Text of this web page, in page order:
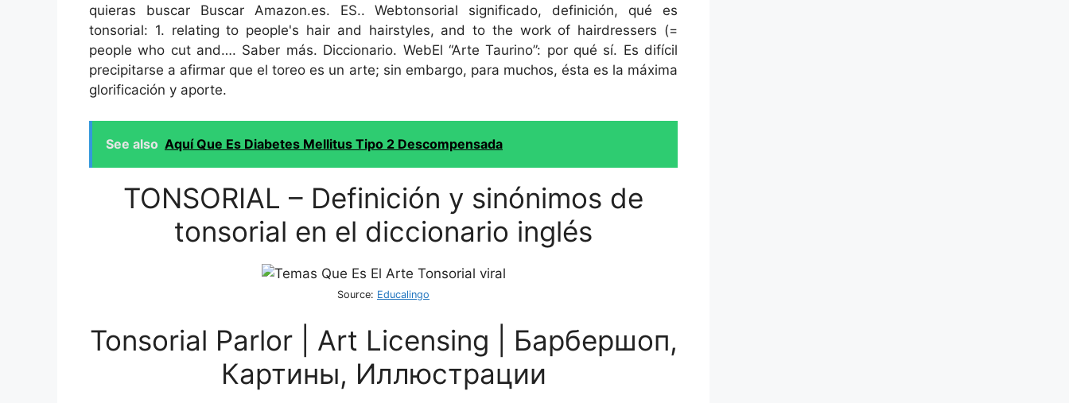
quieras buscar Buscar Amazon.es. ES.. Webtonsorial significado, definición, qué es
tonsorial: 1. relating to people's hair and hairstyles, and to the work of hairdressers (=
people who cut and…. Saber más. Diccionario. WebEl “Arte Taurino”: por qué sí. Es difícil
precipitarse a afirmar que el toreo es un arte; sin embargo, para muchos, ésta es la máxima
glorificación y aporte.
See also Aquí Que Es Diabetes Mellitus Tipo 2 Descompensada
TONSORIAL – Definición y sinónimos de
tonsorial en el diccionario inglés
Source: Educalingo
Tonsorial Parlor | Art Licensing | Барбершоп,
Картины, Иллюстрации